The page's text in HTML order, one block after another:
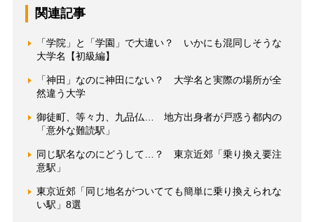
関連記事
「学院」と「学園」で大違い？ いかにも混同しそうな
大学名【初級編】
「神田」なのに神田にない？ 大学名と実際の場所が全
然違う大学
御徒町、等々力、九品仏… 地方出身者が戸惑う都内の
「意外な難読駅」
同じ駅名なのにどうして…？ 東京近郊「乗り換え要注
意駅」
東京近郊「同じ地名がついてても簡単に乗り換えられな
い駅」8選